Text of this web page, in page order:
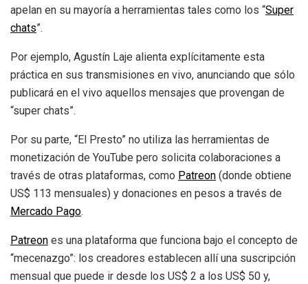
apelan en su mayoría a herramientas tales como los “Super
chats”.
Por ejemplo, Agustín Laje alienta explícitamente esta
práctica en sus transmisiones en vivo, anunciando que sólo
publicará en el vivo aquellos mensajes que provengan de
“super chats”.
Por su parte, “El Presto” no utiliza las herramientas de
monetización de YouTube pero solicita colaboraciones a
través de otras plataformas, como Patreon (donde obtiene
US$ 113 mensuales) y donaciones en pesos a través de
Mercado Pago.
Patreon es una plataforma que funciona bajo el concepto de
“mecenazgo”: los creadores establecen allí una suscripción
mensual que puede ir desde los US$ 2 a los US$ 50 y,